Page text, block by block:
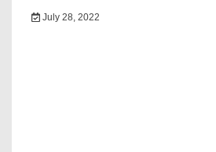
July 28, 2022